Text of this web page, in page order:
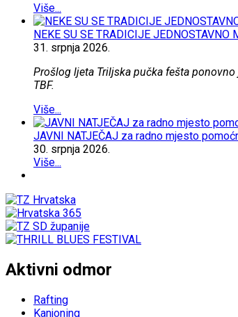
Više...
NEKE SU SE TRADICIJE
31. srpnja 2026.
Prošlog ljeta Triljska pučka fešta
TBF.
Više...
JAVNI NATJEČAJ za radno mjesto
30. srpnja 2026.
Više...
Aktivni odmor
Rafting
Kanjoning